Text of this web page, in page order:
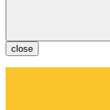
close